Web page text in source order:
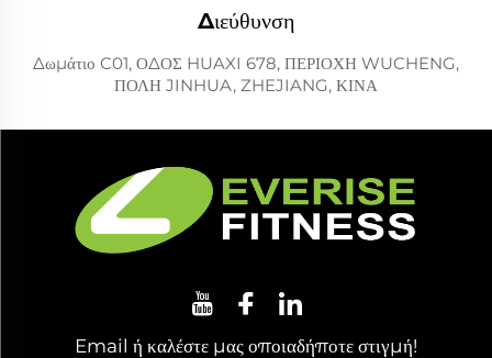
Διεύθυνση
Δωμάτιο C01, ΟΔΟΣ HUAXI 678, ΠΕΡΙΟΧΗ WUCHENG,
ΠΟΛΗ JINHUA, ZHEJIANG, ΚΙΝΑ
Email ή καλέστε μας οποιαδήποτε στιγμή!